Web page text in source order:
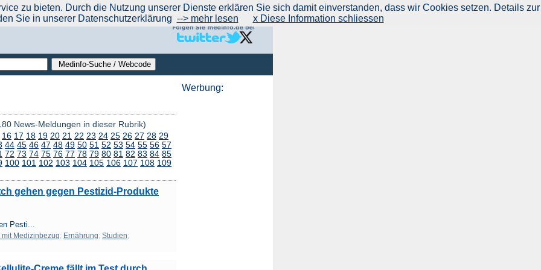
| werben auf Medinfo|Anbieter hinzufügen (Gratis!)|über Medinfo|Feedback
News-Meldungen in dieser Rubrik)
16 17 18 19 20 21 22 23 24 25 26 27 28 29
44 45 46 47 48 49 50 51 52 53 54 55 56 57
72 73 74 75 76 77 78 79 80 81 82 83 84 85
100 101 102 103 104 105 106 107 108 109
gehen gegen Pestizid-Produkte
Pesti...
Medizinbezug; Ernährung; Studien;
Werbung:
zu bieten. Durch die Nutzung unserer Dienste erklären Sie sich damit einverstanden, dass wir Cookies setzen. Details zur
Sie in unserer Datenschutzerklärung --> mehr lesen x Diese Information schliessen